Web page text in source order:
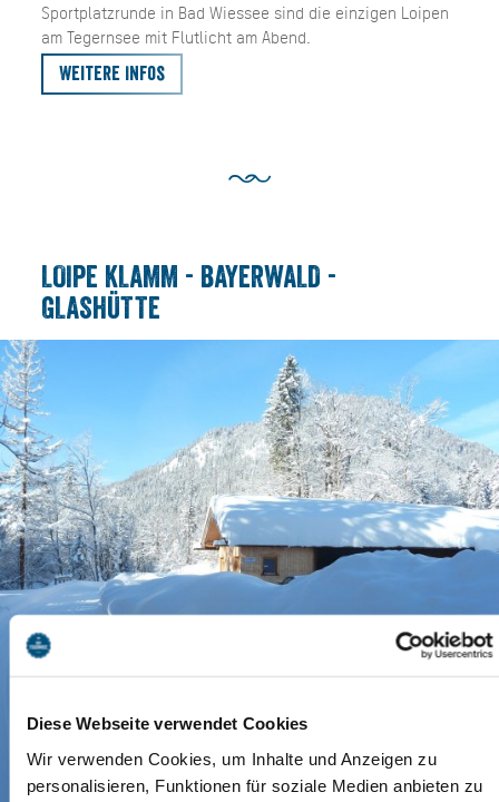
Diese Webseite verwendet Cookies
Wir verwenden Cookies, um Inhalte und Anzeigen zu
personalisieren, Funktionen für soziale Medien anbieten zu
Sportplatzrunde in Bad Wiessee sind die einzigen Loipen
am Tegernsee mit Flutlicht am Abend.
Weitere Infos
LOIPE KLAMM - BAYERWALD -
GLASHÜTTE